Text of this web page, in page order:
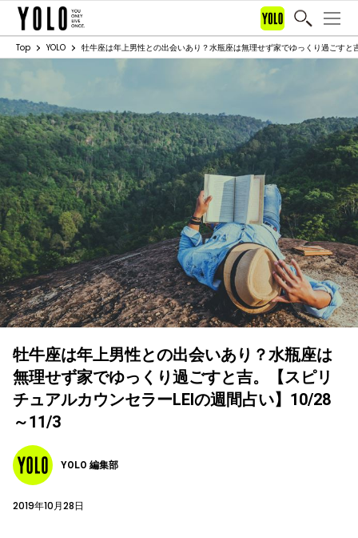
Top YOLO 牡牛座は年上男性との出会いあり？水瓶座は無理せず家でゆっくり過ごす
牡牛座は年上男性との出会いあり？水瓶座は
無理せず家でゆっくり過ごすと吉。【スピリ
チュアルカウンセラーLEIの週間占い】10/28
～11/3
YOLO 編集部
2019年10月28日